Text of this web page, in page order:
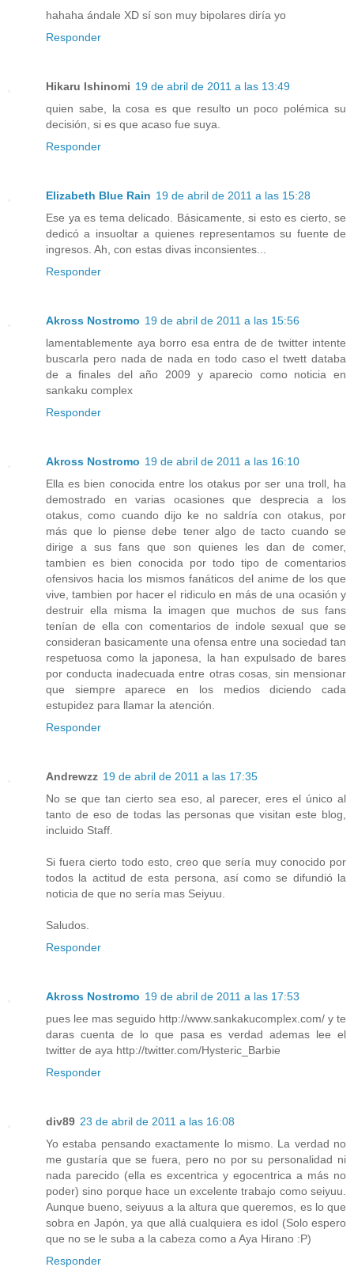
hahaha ándale XD sí son muy bipolares diría yo
Responder
Hikaru Ishinomi 19 de abril de 2011 a las 13:49
quien sabe, la cosa es que resulto un poco polémica su
decisión, si es que acaso fue suya.
Responder
Elizabeth Blue Rain 19 de abril de 2011 a las 15:28
Ese ya es tema delicado. Básicamente, si esto es cierto, se
dedicó a insuoltar a quienes representamos su fuente de
ingresos. Ah, con estas divas inconsientes...
Responder
Akross Nostromo 19 de abril de 2011 a las 15:56
lamentablemente aya borro esa entra de de twitter intente
buscarla pero nada de nada en todo caso el twett databa
de a finales del año 2009 y aparecio como noticia en
sankaku complex
Responder
Akross Nostromo 19 de abril de 2011 a las 16:10
Ella es bien conocida entre los otakus por ser una troll, ha
demostrado en varias ocasiones que desprecia a los
otakus, como cuando dijo ke no saldría con otakus, por
más que lo piense debe tener algo de tacto cuando se
dirige a sus fans que son quienes les dan de comer,
tambien es bien conocida por todo tipo de comentarios
ofensivos hacia los mismos fanáticos del anime de los que
vive, tambien por hacer el ridiculo en más de una ocasión y
destruir ella misma la imagen que muchos de sus fans
tenían de ella con comentarios de indole sexual que se
consideran basicamente una ofensa entre una sociedad tan
respetuosa como la japonesa, la han expulsado de bares
por conducta inadecuada entre otras cosas, sin mensionar
que siempre aparece en los medios diciendo cada
estupidez para llamar la atención.
Responder
Andrewzz 19 de abril de 2011 a las 17:35
No se que tan cierto sea eso, al parecer, eres el único al
tanto de eso de todas las personas que visitan este blog,
incluido Staff.
Si fuera cierto todo esto, creo que sería muy conocido por
todos la actitud de esta persona, así como se difundió la
noticia de que no sería mas Seiyuu.
Saludos.
Responder
Akross Nostromo 19 de abril de 2011 a las 17:53
pues lee mas seguido http://www.sankakucomplex.com/ y te
daras cuenta de lo que pasa es verdad ademas lee el
twitter de aya http://twitter.com/Hysteric_Barbie
Responder
div89 23 de abril de 2011 a las 16:08
Yo estaba pensando exactamente lo mismo. La verdad no
me gustaría que se fuera, pero no por su personalidad ni
nada parecido (ella es excentrica y egocentrica a más no
poder) sino porque hace un excelente trabajo como seiyuu.
Aunque bueno, seiyuus a la altura que queremos, es lo que
sobra en Japón, ya que allá cualquiera es idol (Solo espero
que no se le suba a la cabeza como a Aya Hirano :P)
Responder